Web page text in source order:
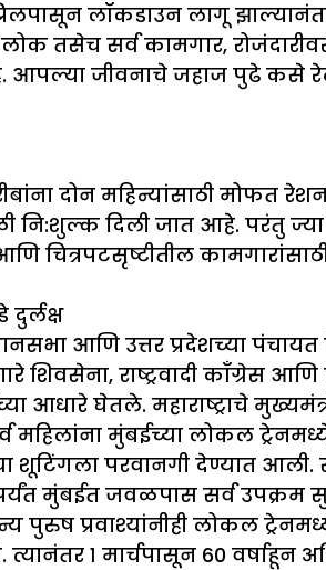
लॉकडाउन लागू झाल्यानंतर
लोक तसेच सर्व कामगार,
आपल्या जीवनाचे जहाज पुढे
दोन महिन्यांसाठी मोफत
नि:शुल्क दिली जात आहे. परंतु
चित्रपटसृष्टीतील
दुर्लक्ष
आणि उत्तर प्रदेशच्या
राष्ट्रवादी कॉंग्रेस आणि
आधारे घेतले. महाराष्ट्राचे
मुंबईच्या लोकल
शूटिंगला परवानगी देण्यात
मुंबईत जवळपास सर्व
पुरुष प्रवाश्यांनीही लोकल
१ मार्चपासून 60 वर्षाहून